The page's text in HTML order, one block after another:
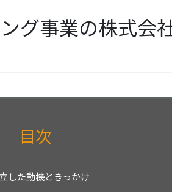
グ事業の株式会
目次
した動機ときっかけ